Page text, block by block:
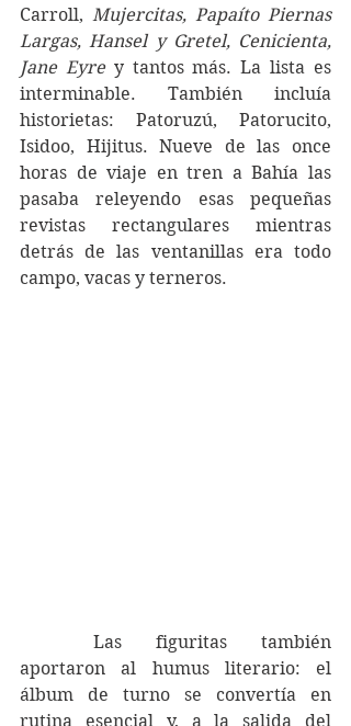
Carroll, Mujercitas, Papaíto Piernas
Largas, Hansel y Gretel, Cenicienta,
Jane Eyre y tantos más. La lista es
interminable. También incluía
historietas: Patoruzú, Patorucito,
Isidoo, Hijitus. Nueve de las once
horas de viaje en tren a Bahía las
pasaba releyendo esas pequeñas
revistas rectangulares mientras
detrás de las ventanillas era todo
campo, vacas y terneros.
aportaron al humus literario: el
álbum de turno se convertía en
rutina esencial y, a la salida del